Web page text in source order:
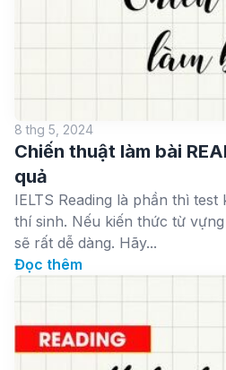
8 thg 5, 2024
Chiến thuật làm bài
quả
IELTS Reading là phần thì
thí sinh. Nếu kiến thức từ
sẽ rất dễ dàng. Hãy...
Đọc thêm